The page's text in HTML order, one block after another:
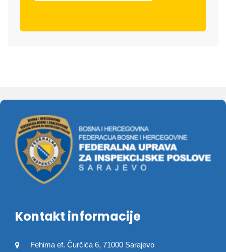
Kontakt informacije
Fehima ef. Čurčića 6, 71000 Sarajevo